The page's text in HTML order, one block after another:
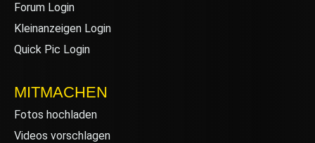
Forum Login
Kleinanzeigen Login
Quick Pic Login
MITMACHEN
Fotos hochladen
Videos vorschlagen